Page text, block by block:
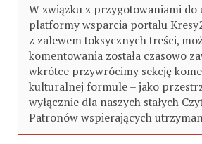
W związku z przygotowaniami do
platformy wsparcia portalu
z zalewem toksycznych treści,
komentowania została czasowo
wkrótce przywrócimy sekcję
kulturalnej formule – jako
wyłącznie dla naszych stałych
Patronów wspierających